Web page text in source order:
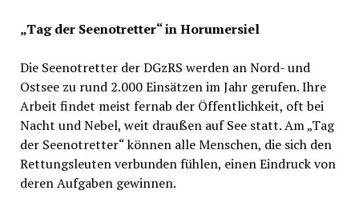
„Tag der Seenotretter“ in Horumersiel
Die Seenotretter der DGzRS werden an Nord- und
Ostsee zu rund 2.000 Einsätzen im Jahr gerufen. Ihre
Arbeit findet meist fernab der Öffentlichkeit, oft bei
Nacht und Nebel, weit draußen auf See statt. Am „Tag
der Seenotretter“ können alle Menschen, die sich den
Rettungsleuten verbunden fühlen, einen Eindruck von
deren Aufgaben gewinnen.